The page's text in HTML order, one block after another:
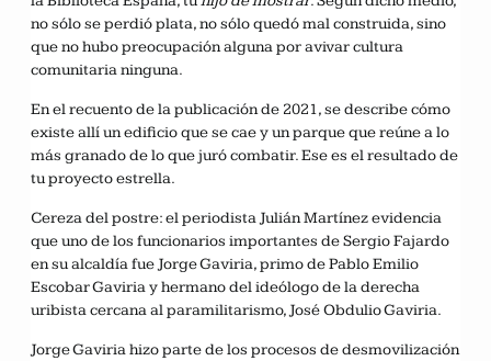
no sólo se perdió plata, no sólo quedó mal construida, sino
que no hubo preocupación alguna por avivar cultura
comunitaria ninguna.
En el recuento de la publicación de 2021, se describe cómo
existe allí un edificio que se cae y un parque que reúne a lo
más granado de lo que juró combatir. Ese es el resultado de
tu proyecto estrella.
Cereza del postre: el periodista Julián Martínez evidencia
que uno de los funcionarios importantes de Sergio Fajardo
en su alcaldía fue Jorge Gaviria, primo de Pablo Emilio
Escobar Gaviria y hermano del ideólogo de la derecha
uribista cercana al paramilitarismo, José Obdulio Gaviria.
Jorge Gaviria hizo parte de los procesos de desmovilización